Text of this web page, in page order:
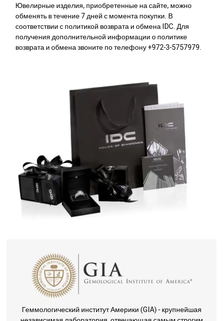
Ювелирные изделия, приобретенные на сайте, можно
обменять в течение 7 дней с момента покупки. В
соответствии с политикой возврата и обмена IDC. Для
получения дополнительной информации о политике
возврата и обмена звоните по телефону +972-3-5757979.
Геммологический институт Америки (GIA) - крупнейшая